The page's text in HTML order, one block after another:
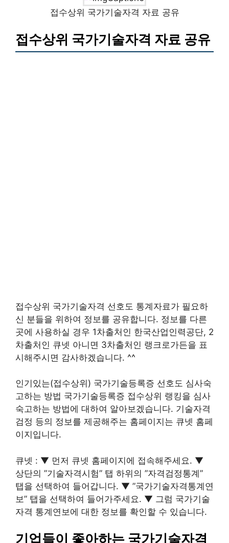
접수상위 국가기술자격 자료 공유
접수상위 국가기술자격 자료 공유
접수상위 국가기술자격 선호도 통계자료가 필요하
신 분들을 위하여 정보를 공유합니다. 정보를 다른
곳에 사용하실 경우 1차출처인 한국산업인력공단, 2
차출처인 큐넷 아니면 3차출처인 랭크로가든을 표
시해주시면 감사하겠습니다. ^^
인기있는(접수상위) 국가기술등록증 선호도 심사숙
고하는 방법 국가기술등록증 접수상위 랭킹을 심사
숙고하는 방법에 대하여 알아보겠습니다. 기술자격
검정 등의 정보를 제공해주는 홈페이지는 큐넷 홈페
이지입니다.
큐넷 : ▼ 먼저 큐넷 홈페이지에 접속해주세요. ▼
상단의 ”기술자격시험” 탭 하위의 ”자격검정통계”
탭을 선택하여 들어갑니다. ▼ ”국가기술자격통계연
보” 탭을 선택하여 들어가주세요. ▼ 그럼 국가기술
자격 통계연보에 대한 정보를 확인할 수 있습니다.
기업들이 좋아하는 국가기술자격